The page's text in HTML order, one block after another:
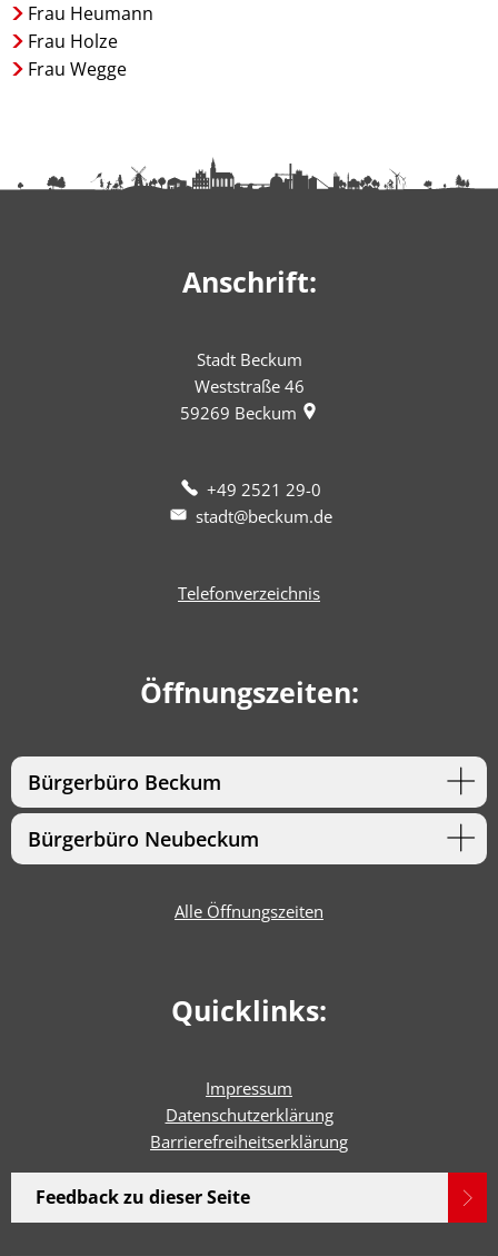
Frau Heumann
Frau Holze
Frau Wegge
Anschrift:
Stadt Beckum
Weststraße 46
59269 Beckum
+49 2521 29-0
stadt@beckum.de
Telefonverzeichnis
Öffnungszeiten:
Bürgerbüro Beckum
Bürgerbüro Neubeckum
Alle Öffnungszeiten
Quicklinks:
Impressum
Datenschutzerklärung
Barrierefreiheitserklärung
Feedback zu dieser Seite